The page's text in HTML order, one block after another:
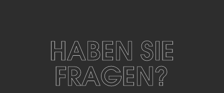
HABEN SIE
FRAGEN?